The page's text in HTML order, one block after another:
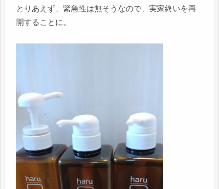
とりあえず、緊急性は無そうなので、実家終いを再
開することに。